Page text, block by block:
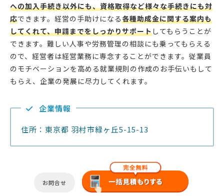
への加入手続き以外にも、資格取得など様々な手続きにも対
応できます。経営の手助けになる各種助成金に関する案内も
してくれて、申請までをしっかりサポートしてもらうことが
できます。難しい人事や労務管理の相談にも乗ってもらえる
ので、経営者は経営業務に専念することができます。従業員
のモチベーションを高める就業規則の作成のお手伝いもして
もらえ、企業の発展に尽力してくれます。
企業情報
住所：東京都 羽村市緑ヶ丘5-15-13
お問合せ